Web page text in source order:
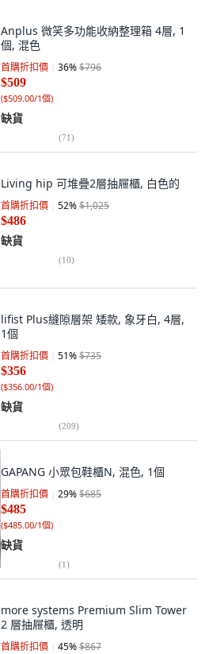
Anplus 微笑多功能收納整理箱 4層, 1
個, 混色
首購折扣價 36%$796
$509
($509.00/1個)
缺貨
(71)
Living hip 可堆疊2層抽屜櫃, 白色的
首購折扣價 52%$1,025
$486
缺貨
(10)
lifist Plus縫隙層架 矮款, 象牙白, 4層,
1個
首購折扣價 51%$735
$356
($356.00/1個)
缺貨
(209)
GAPANG 小眾包鞋櫃N, 混色, 1個
首購折扣價 29%$685
$485
($485.00/1個)
缺貨
(1)
more systems Premium Slim Tower
2 層抽屜櫃, 透明
首購折扣價 45%$867